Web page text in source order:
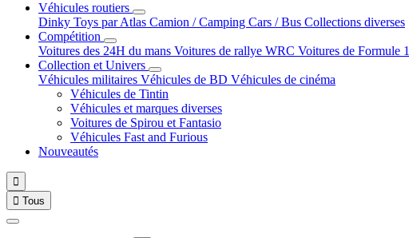
Véhicules routiers
Dinky Toys par Atlas Camion / Camping Cars / Bus Collections diverses
Compétition
Voitures des 24H du mans Voitures de rallye WRC Voitures de Formule 1
Collection et Univers
Véhicules militaires Véhicules de BD Véhicules de cinéma
Véhicules de Tintin
Véhicules et marques diverses
Voitures de Spirou et Fantasio
Véhicules Fast and Furious
Nouveautés

 Tous